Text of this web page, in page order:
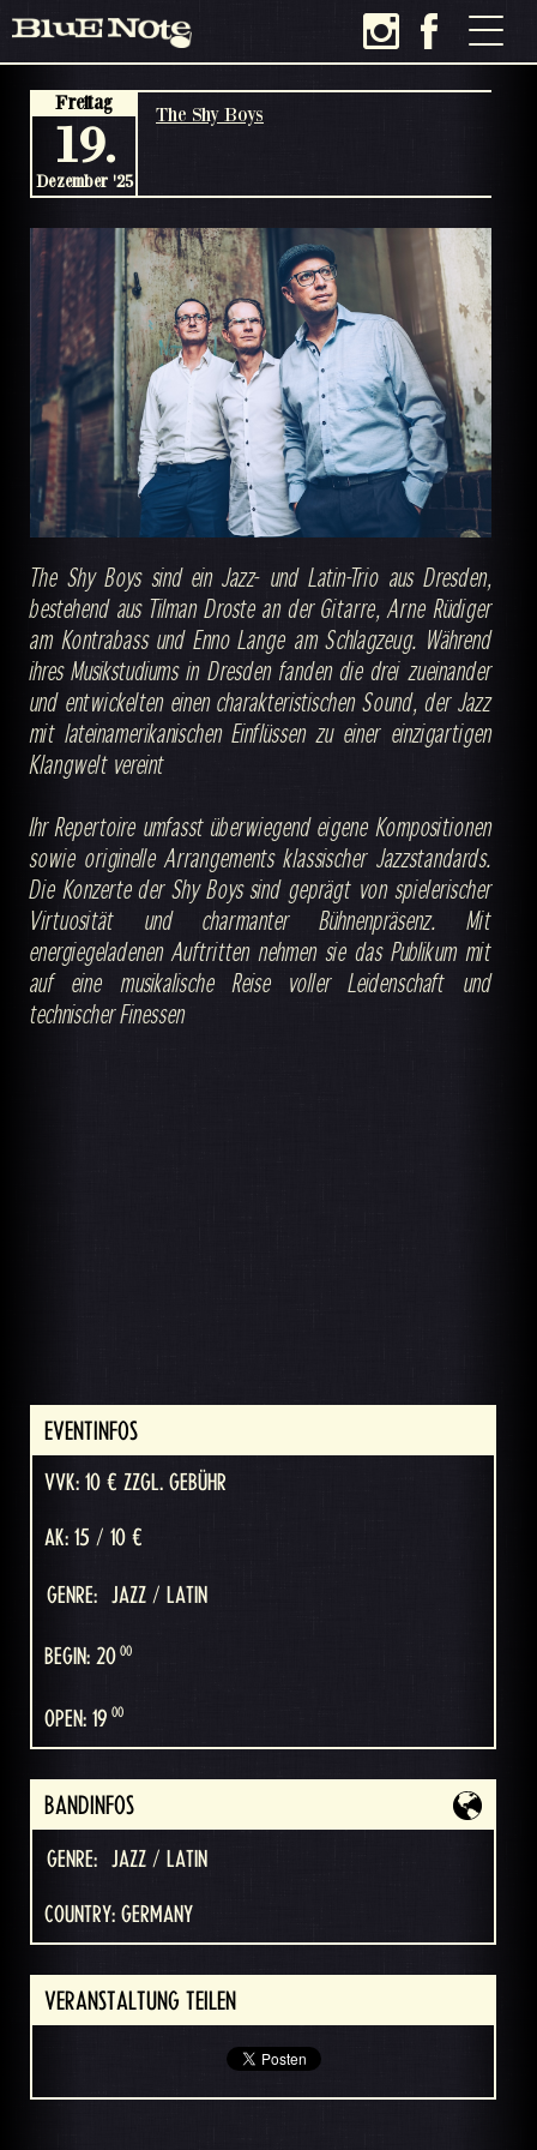
The Shy Boys
The Shy Boys sind ein Jazz- und Latin-Trio aus Dresden,
bestehend aus Tilman Droste an der Gitarre, Arne Rüdiger
am Kontrabass und Enno Lange am Schlagzeug. Während
ihres Musikstudiums in Dresden fanden die drei zueinander
und entwickelten einen charakteristischen Sound, der Jazz
mit lateinamerikanischen Einflüssen zu einer einzigartigen
Klangwelt vereint
Ihr Repertoire umfasst überwiegend eigene Kompositionen
sowie originelle Arrangements klassischer Jazzstandards.
Die Konzerte der Shy Boys sind geprägt von spielerischer
Virtuosität und charmanter Bühnenpräsenz. Mit
energiegeladenen Auftritten nehmen sie das Publikum mit
auf eine musikalische Reise voller Leidenschaft und
technischer Finessen
Freitag
19.
Dezember '25
EVENTINFOS
VVK: 10 € ZZGL. GEBÜHR
AK: 15 / 10 €
GENRE: JAZZ / LATIN
BEGIN: 20 00
OPEN: 19 00
BANDINFOS
GENRE: JAZZ / LATIN
COUNTRY: GERMANY
VERANSTALTUNG TEILEN